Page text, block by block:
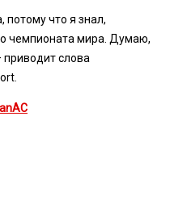
что я знал,
чемпионата мира. Думаю,
слова